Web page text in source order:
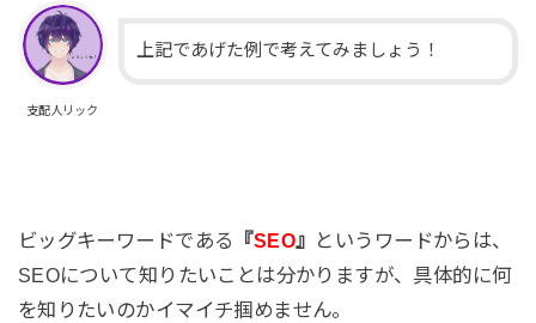
支配人リック
上記であげた例で考えてみましょう！
ビッグキーワードである 『SEO』
というワードからは、
SEOについて知りたいことは分かりますが、具体的に何
を知りたいのかイマイチ掴めません。